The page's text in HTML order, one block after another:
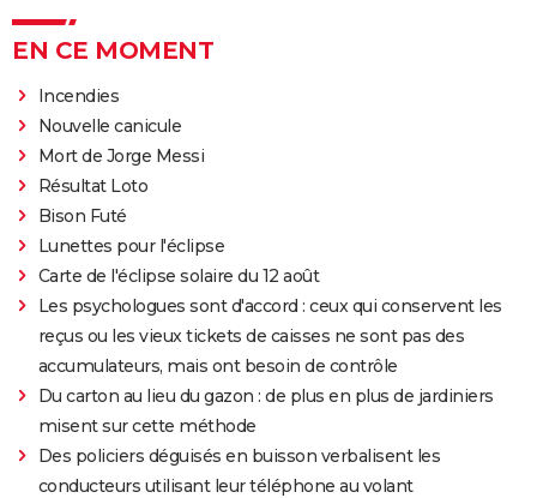
EN CE MOMENT
Incendies
Nouvelle canicule
Mort de Jorge Messi
Résultat Loto
Bison Futé
Lunettes pour l'éclipse
Carte de l'éclipse solaire du 12 août
Les psychologues sont d'accord : ceux qui conservent les
reçus ou les vieux tickets de caisses ne sont pas des
accumulateurs, mais ont besoin de contrôle
Du carton au lieu du gazon : de plus en plus de jardiniers
misent sur cette méthode
Des policiers déguisés en buisson verbalisent les
conducteurs utilisant leur téléphone au volant